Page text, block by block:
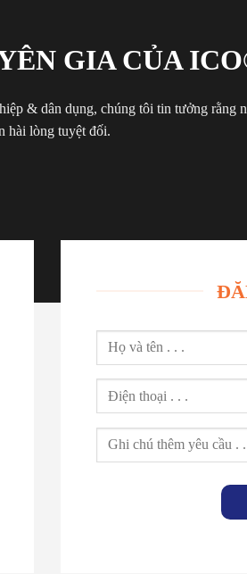
GIA CỦA
& dân dụng, chúng tôi tin tưởng rằng
hài lòng tuyệt đối.